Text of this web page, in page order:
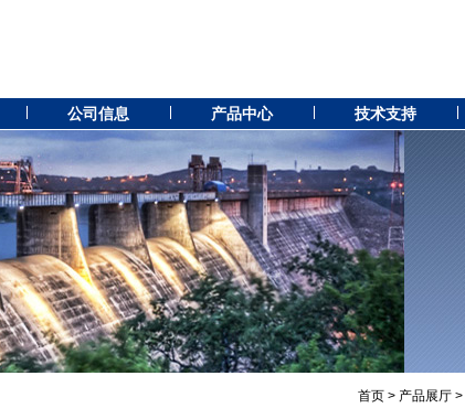
公司信息 产品中心 技术支持
首页 > 产品展厅 >